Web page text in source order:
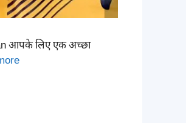
आपके लिए एक अच्छा